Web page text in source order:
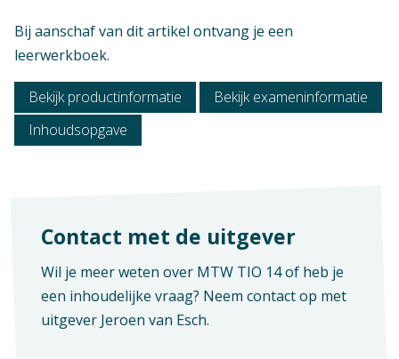
Maatwerk
Vak
Praktijkvak
Geen hoofdstukken aanwezig
Bij aanschaf van dit artikel ontvang je een
leerwerkboek.
Bekijk productinformatie
Bekijk exameninformatie
Inhoudsopgave
Contact met de uitgever
Wil je meer weten over MTW TIO 14 of heb je
een inhoudelijke vraag? Neem contact op met
uitgever Jeroen van Esch.